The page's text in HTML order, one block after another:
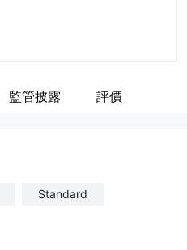
監管披露 評價
Standard